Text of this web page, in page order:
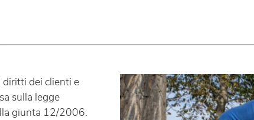
diritti dei clienti e
sulla legge
giunta 12/2006.